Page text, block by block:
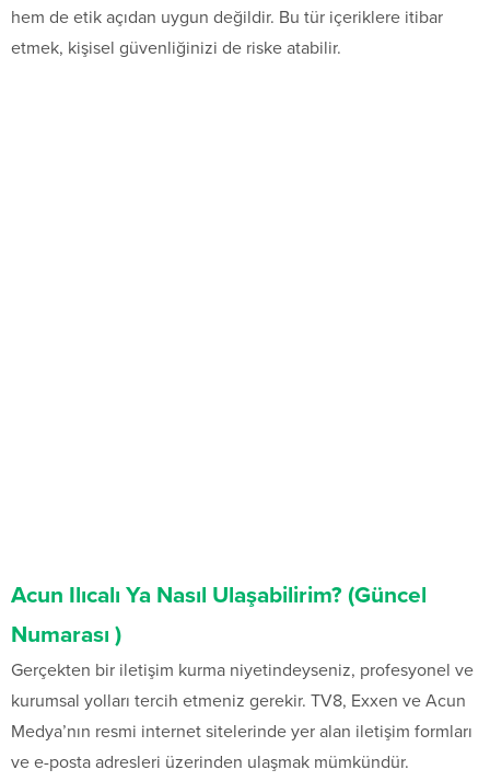
hem de etik açıdan uygun değildir. Bu tür içeriklere itibar
etmek, kişisel güvenliğinizi de riske atabilir.
Acun Ilıcalı Ya Nasıl Ulaşabilirim? (Güncel
Numarası )
Gerçekten bir iletişim kurma niyetindeyseniz, profesyonel ve
kurumsal yolları tercih etmeniz gerekir. TV8, Exxen ve Acun
Medya’nın resmi internet sitelerinde yer alan iletişim formları
ve e-posta adresleri üzerinden ulaşmak mümkündür.